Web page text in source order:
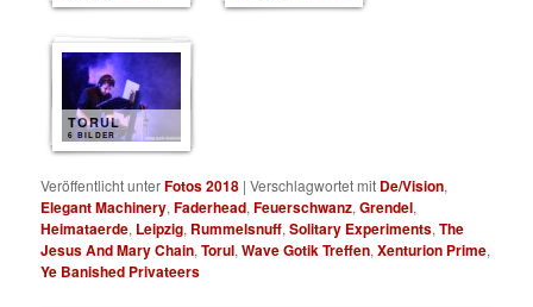
TORUL
6 BILDER
Veröffentlicht unterFotos 2018 |Verschlagwortet mit De/Vision,
Elegant Machinery,Faderhead,Feuerschwanz,Grendel,
Heimataerde, Leipzig, Rummelsnuff,Solitary Experiments,The
Jesus And Mary Chain,Torul,Wave Gotik Treffen,Xenturion Prime,
Ye Banished Privateers